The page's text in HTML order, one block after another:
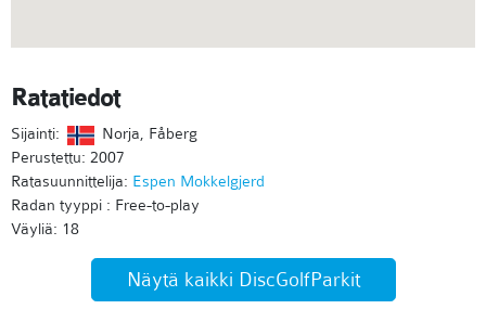
Ratatiedot
Sijainti:
Norja, Fåberg
Perustettu: 2007
Ratasuunnittelija: Espen Mokkelgjerd
Radan tyyppi : Free-to-play
Väyliä: 18
Näytä kaikki DiscGolfParkit